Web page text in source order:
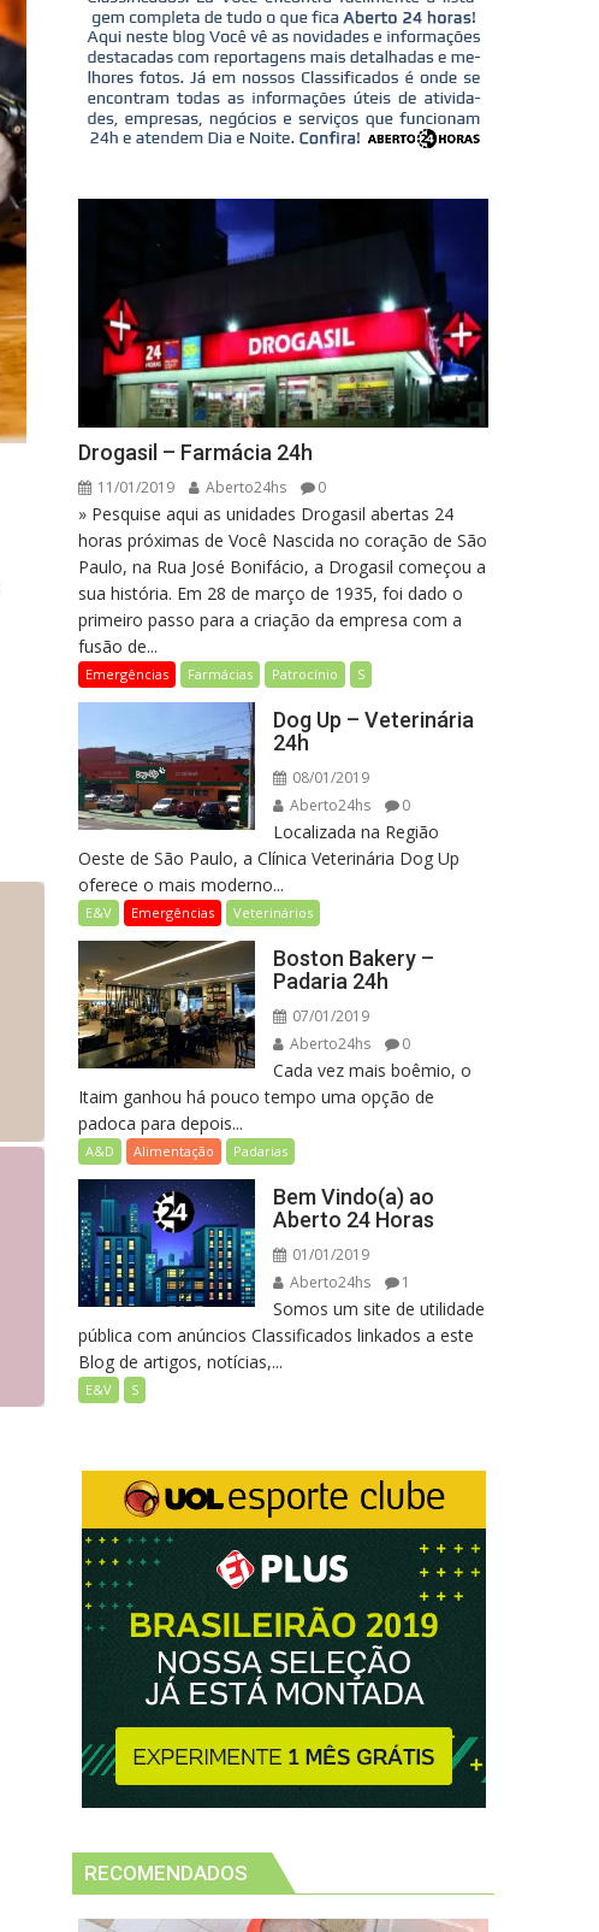
Drogasil – Farmácia 24h
11/01/2019 Aberto24hs 0
» Pesquise aqui as unidades Drogasil abertas 24
horas próximas de Você Nascida no coração de São
Paulo, na Rua José Bonifácio, a Drogasil começou a
sua história. Em 28 de março de 1935, foi dado o
primeiro passo para a criação da empresa com a
fusão de...
Emergências Farmácias Patrocínio S
Dog Up – Veterinária
24h
08/01/2019
Aberto24hs
0
Localizada na Região
Oeste de São Paulo, a Clínica Veterinária Dog Up
oferece o mais moderno...
E&V Emergências Veterinários
Boston Bakery –
Padaria 24h
07/01/2019
Aberto24hs
0
Cada vez mais boêmio, o
Itaim ganhou há pouco tempo uma opção de
padoca para depois...
A&D Alimentação Padarias
Bem Vindo(a) ao
Aberto 24 Horas
01/01/2019
Aberto24hs
1
Somos um site de utilidade
pública com anúncios Classificados linkados a este
Blog de artigos, notícias,...
E&V S
RECOMENDADOS